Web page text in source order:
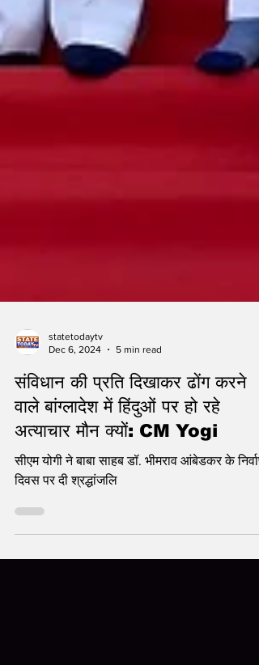
statetodaytv
Dec 6, 2024
5 min read
संविधान की प्रति दिखाकर ढोंग करने
वाले बांग्लादेश में हिंदुओं पर हो रहे
अत्याचार मौन क्यों: CM Yogi
सीएम योगी ने बाबा साहब डॉ. भीमराव आंबेडकर के निर्वाण
दिवस पर दी श्रद्धांजलि